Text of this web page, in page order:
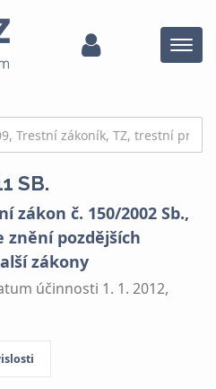
Menu
SB.
zákon č. 150/2002 Sb.,
znění pozdějších
zákony
účinnosti 1. 1. 2012,